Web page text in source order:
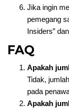
Jika ingin
pemegang
Insiders”
FAQ
Apakah
Tidak,
pada
Apakah